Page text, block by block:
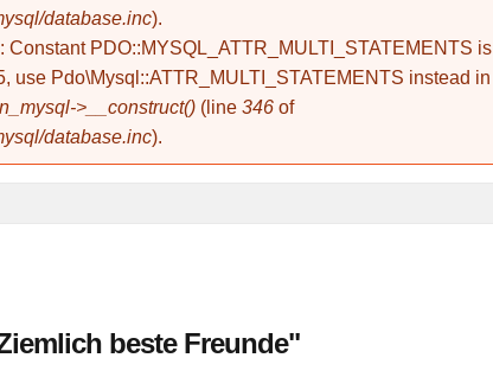
database.inc).
: Constant PDO::MYSQL_ATTR_MULTI_STATEMENTS is
use Pdo\Mysql::ATTR_MULTI_STATEMENTS instead in
>__construct() (line 346 of
database.inc).
beste Freunde"